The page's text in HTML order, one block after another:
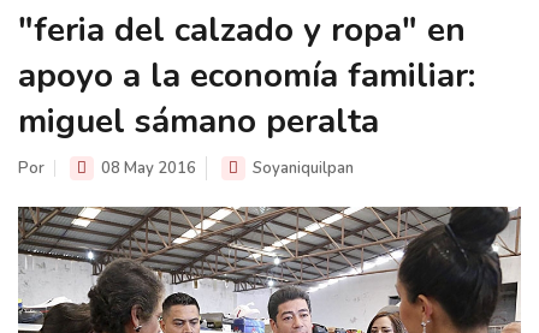
"feria del calzado y ropa" en
apoyo a la economía familiar:
miguel sámano peralta
Por 08 May 2016 Soyaniquilpan